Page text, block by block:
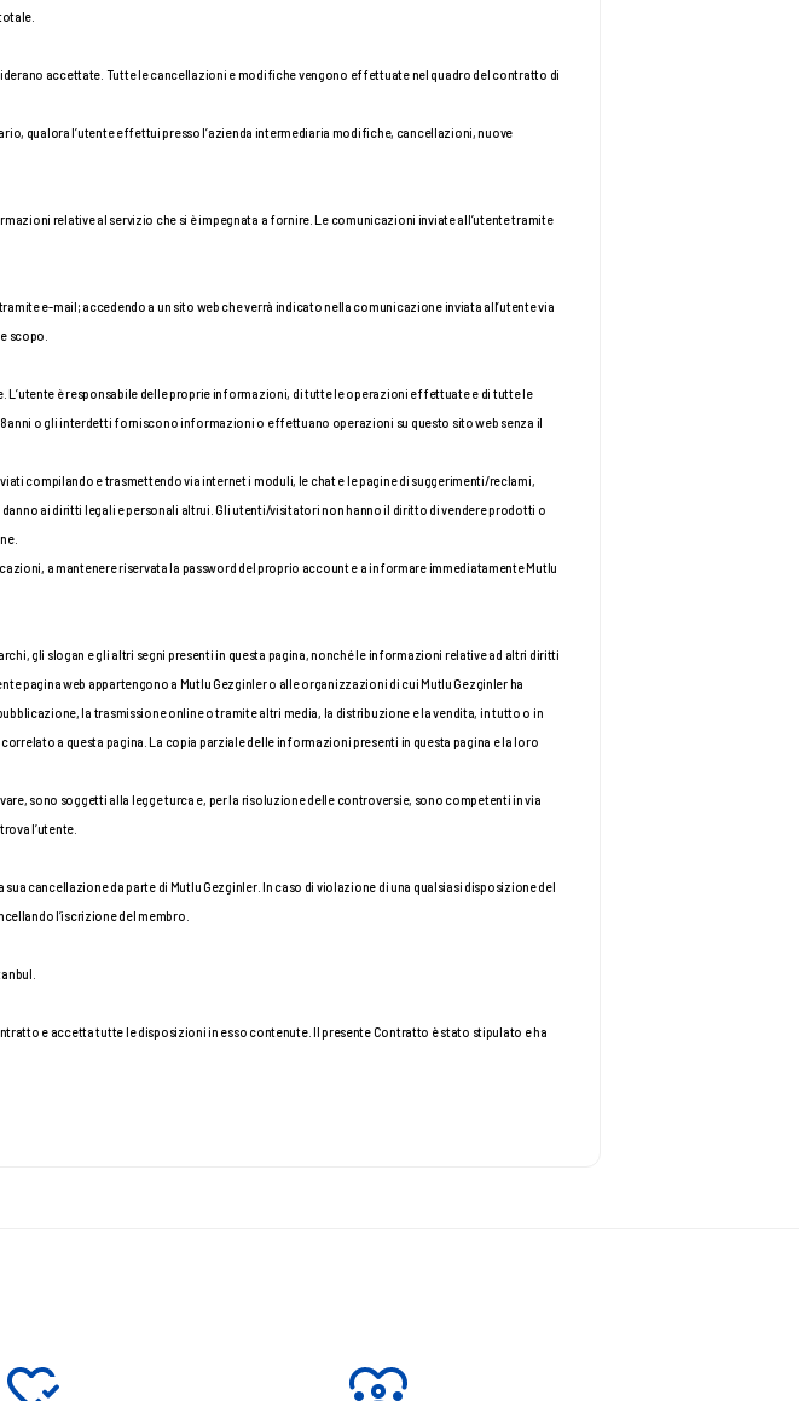
accettate. Tutte le cancellazioni e modifiche vengono effettuate nel quadro del contratto di
qualora l’utente effettui presso l’azienda intermediaria modifiche, cancellazioni, nuove
relative al servizio che si è impegnata a fornire. Le comunicazioni inviate all’utente tramite
e-mail; accedendo a un sito web che verrà indicato nella comunicazione inviata all’utente via
scopo.
è responsabile delle proprie informazioni, di tutte le operazioni effettuate e di tutte le
anni o gli interdetti forniscono informazioni o effettuano operazioni su questo sito web senza il
compilando e trasmettendo via internet i moduli, le chat e le pagine di suggerimenti/reclami,
ai diritti legali e personali altrui. Gli utenti/visitatori non hanno il diritto di vendere prodotti o
a mantenere riservata la password del proprio account e a informare immediatamente Mutlu
gli slogan e gli altri segni presenti in questa pagina, nonché le informazioni relative ad altri diritti
pagina web appartengono a Mutlu Gezginler o alle organizzazioni di cui Mutlu Gezginler ha
la trasmissione online o tramite altri media, la distribuzione e la vendita, in tutto o in
a questa pagina. La copia parziale delle informazioni presenti in questa pagina e la loro
sono soggetti alla legge turca e, per la risoluzione delle controversie, sono competenti in via
l’utente.
cancellazione da parte di Mutlu Gezginler. In caso di violazione di una qualsiasi disposizione del
l’iscrizione del membro.
e accetta tutte le disposizioni in esso contenute. Il presente Contratto è stato stipulato e ha